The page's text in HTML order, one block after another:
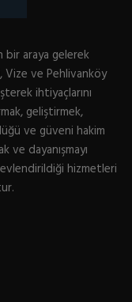
bir araya gelerek
Vize ve Pehlivanköy
ihtiyaçlarını
geliştirmek,
ve güveni hakim
ve dayanışmayı
hizmetleri